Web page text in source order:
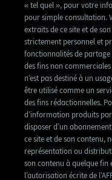
« tel quel », pour votre
pour simple consultation.
extraits de ce site et de
strictement personnel et
fonctionnalités de partage
des fins non
n’est pas destiné à un
être utilisé comme un
des fins rédactionnelles.
d’information produits par
disposer d’un
ce site et de son contenu,
représentation ou
son contenu à quelque fin
l’autorisation écrite de